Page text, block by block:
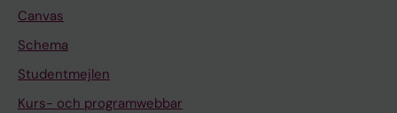
Canvas
Schema
Studentmejlen
Kurs- och programwebbar